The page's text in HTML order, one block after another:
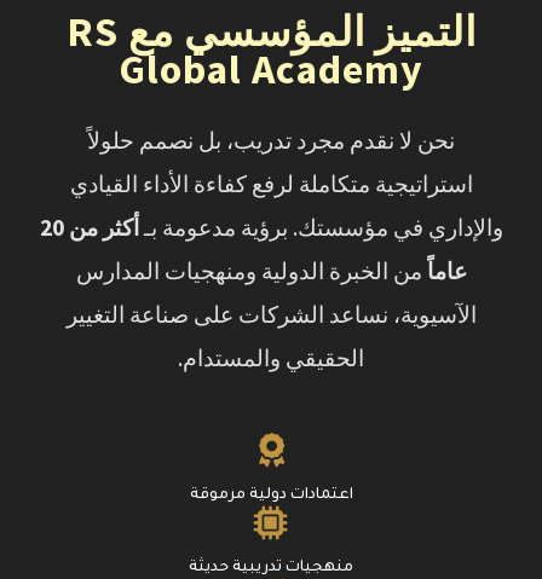
التميز المؤسسي مع RS
Global Academy
نحن لا نقدم مجرد تدريب، بل نصمم حلولاً
استراتيجية متكاملة لرفع كفاءة الأداء القيادي
والإداري في مؤسستك. برؤية مدعومة بـ
أكثر من 20
عاماً من الخبرة الدولية ومنهجيات المدارس
الآسيوية، نساعد الشركات على صناعة التغيير
الحقيقي والمستدام.
اعتمادات دولية مرموقة
منهجيات تدريبية حديثة